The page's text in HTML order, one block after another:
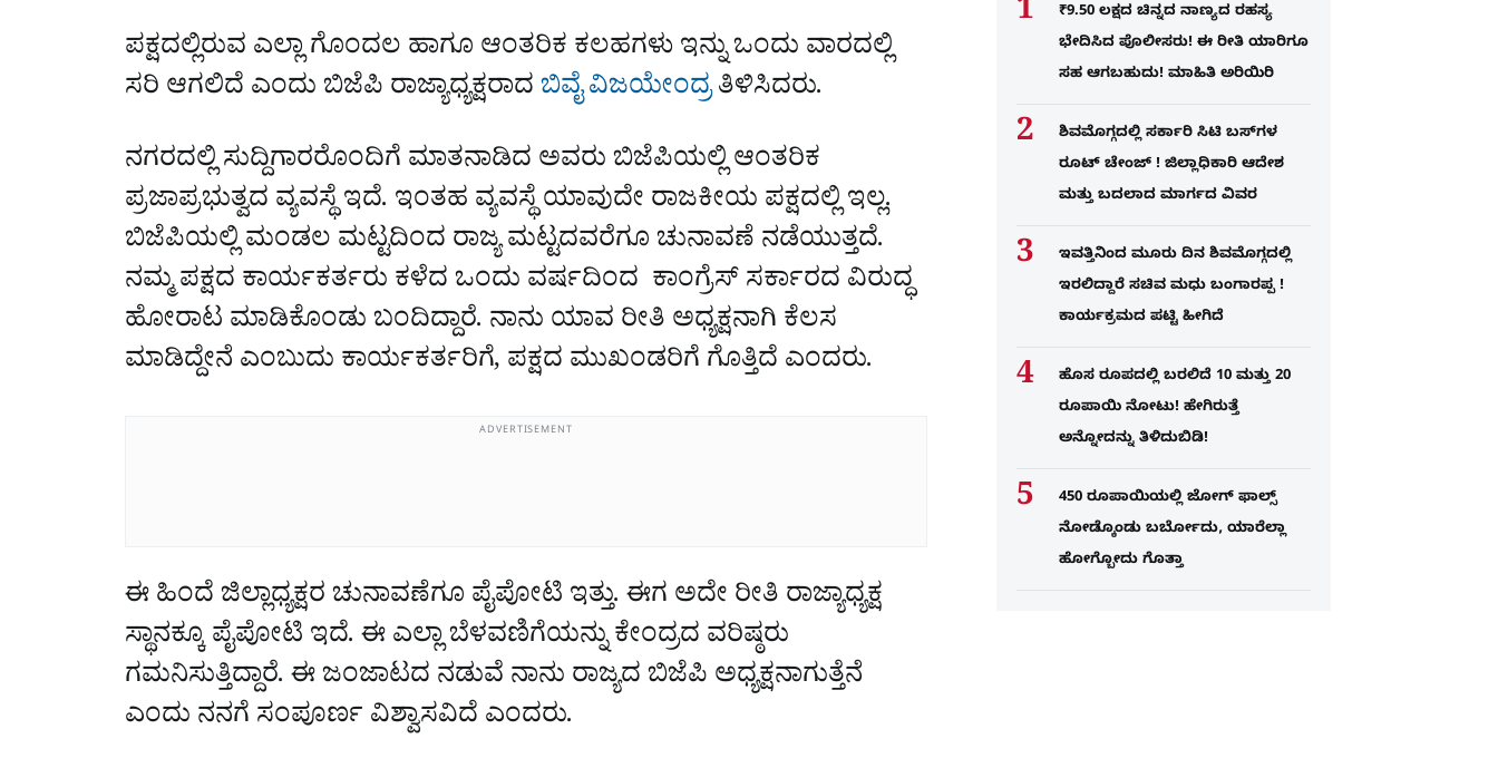
ಪಕ್ಷದಲ್ಲಿರುವ ಎಲ್ಲಾ ಗೊಂದಲ ಹಾಗೂ ಆಂತರಿಕ ಕಲಹಗಳು ಇನ್ನು ಒಂದು ವಾರದಲ್ಲಿ
ಸರಿ ಆಗಲಿದೆ ಎಂದು ಬಿಜೆಪಿ ರಾಜ್ಯಾಧ್ಯಕ್ಷರಾದಬಿವೈ ವಿಜಯೇಂದ್ರತಿಳಿಸಿದರು.
ನಗರದಲ್ಲಿ ಸುದ್ದಿಗಾರರೊಂದಿಗೆ ಮಾತನಾಡಿದ ಅವರು ಬಿಜೆಪಿಯಲ್ಲಿ ಆಂತರಿಕ
ಪ್ರಜಾಪ್ರಭುತ್ವದ ವ್ಯವಸ್ಥೆ ಇದೆ. ಇಂತಹ ವ್ಯವಸ್ಥೆ ಯಾವುದೇ ರಾಜಕೀಯ ಪಕ್ಷದಲ್ಲಿ ಇಲ್ಲ.
ಬಿಜೆಪಿಯಲ್ಲಿ ಮಂಡಲ ಮಟ್ಟದಿಂದ ರಾಜ್ಯ ಮಟ್ಟದವರೆಗೂ ಚುನಾವಣೆ ನಡೆಯುತ್ತದೆ.
ನಮ್ಮ ಪಕ್ಷದ ಕಾರ್ಯಕರ್ತರು ಕಳೆದ ಒಂದು ವರ್ಷದಿಂದ ಕಾಂಗ್ರೆಸ್ ಸರ್ಕಾರದ ವಿರುದ್ಧ
ಹೋರಾಟ ಮಾಡಿಕೊಂಡು ಬಂದಿದ್ದಾರೆ. ನಾನು ಯಾವ ರೀತಿ ಅಧ್ಯಕ್ಷನಾಗಿ ಕೆಲಸ
ಮಾಡಿದ್ದೇನೆ ಎಂಬುದು ಕಾರ್ಯಕರ್ತರಿಗೆ, ಪಕ್ಷದ ಮುಖಂಡರಿಗೆ ಗೊತ್ತಿದೆ ಎಂದರು.
ADVERTISEMENT
ಈ ಹಿಂದೆ ಜಿಲ್ಲಾಧ್ಯಕ್ಷರ ಚುನಾವಣೆಗೂ ಪೈಪೋಟಿ ಇತ್ತು. ಈಗ ಅದೇ ರೀತಿ ರಾಜ್ಯಾಧ್ಯಕ್ಷ
ಸ್ಥಾನಕ್ಕೂ ಪೈಪೋಟಿ ಇದೆ. ಈ ಎಲ್ಲಾ ಬೆಳವಣಿಗೆಯನ್ನು ಕೇಂದ್ರದ ವರಿಷ್ಠರು
ಗಮನಿಸುತ್ತಿದ್ದಾರೆ. ಈ ಜಂಜಾಟದ ನಡುವೆ ನಾನು ರಾಜ್ಯದ ಬಿಜೆಪಿ ಅಧ್ಯಕ್ಷನಾಗುತ್ತೆನೆ
ಎಂದು ನನಗೆ ಸಂಪೂರ್ಣ ವಿಶ್ವಾಸವಿದೆ ಎಂದರು.
₹9.50 ಲಕ್ಷದ ಚಿನ್ನದ ನಾಣ್ಯದ ರಹಸ್ಯ
ಭೇದಿಸಿದ ಪೊಲೀಸರು! ಈ ರೀತಿ ಯಾರಿಗೂ
ಸಹ ಆಗಬಹುದು! ಮಾಹಿತಿ ಅರಿಯಿರಿ
ಶಿವಮೊಗ್ಗದಲ್ಲಿ ಸರ್ಕಾರಿ ಸಿಟಿ ಬಸ್​ಗಳ
ರೂಟ್ ಚೇಂಜ್ ! ಜಿಲ್ಲಾಧಿಕಾರಿ ಆದೇಶ
ಮತ್ತು ಬದಲಾದ ಮಾರ್ಗದ ವಿವರ
ಇವತ್ತಿನಿಂದ ಮೂರು ದಿನ ಶಿವಮೊಗ್ಗದಲ್ಲಿ
ಇರಲಿದ್ದಾರೆ ಸಚಿವ ಮಧು ಬಂಗಾರಪ್ಪ !
ಕಾರ್ಯಕ್ರಮದ ಪಟ್ಟಿ ಹೀಗಿದೆ
ಹೊಸ ರೂಪದಲ್ಲಿ ಬರಲಿದೆ 10 ಮತ್ತು 20
ರೂಪಾಯಿ ನೋಟು! ಹೇಗಿರುತ್ತೆ
ಅನ್ನೋದನ್ನು ತಿಳಿದುಬಿಡಿ!
450 ರೂಪಾಯಿಯಲ್ಲಿ ಜೋಗ್​ ಫಾಲ್ಸ್​
ನೋಡ್ಕೊಂಡು ಬರ್ಬೋದು, ಯಾರೆಲ್ಲಾ
ಹೋಗ್ಬೋದು ಗೊತ್ತಾ